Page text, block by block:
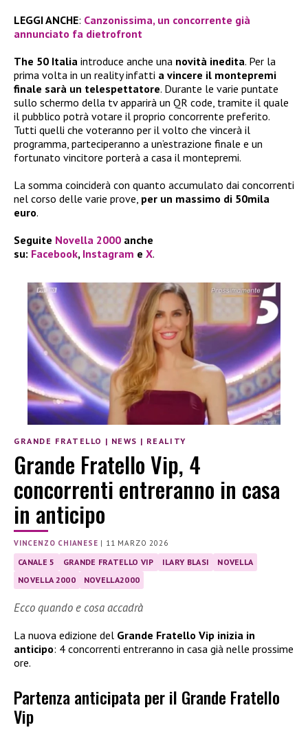
LEGGI ANCHE: Canzonissima, un concorrente già
annunciato fa dietrofront
The 50 Italia introduce anche una novità inedita. Per la
prima volta in un reality infatti a vincere il montepremi
finale sarà un telespettatore. Durante le varie puntate
sullo schermo della tv apparirà un QR code, tramite il quale
il pubblico potrà votare il proprio concorrente preferito.
Tutti quelli che voteranno per il volto che vincerà il
programma, parteciperanno a un’estrazione finale e un
fortunato vincitore porterà a casa il montepremi.
La somma coinciderà con quanto accumulato dai concorrenti
nel corso delle varie prove, per un massimo di 50mila
euro.
Seguite Novella 2000 anche
su: Facebook, Instagram e X.
GRANDE FRATELLO | NEWS | REALITY
Grande Fratello Vip, 4
concorrenti entreranno in casa
in anticipo
VINCENZO CHIANESE | 11 MARZO 2026
CANALE 5 GRANDE FRATELLO VIP ILARY BLASI
NOVELLA
NOVELLA 2000
NOVELLA2000
Ecco quando e cosa accadrà
La nuova edizione del Grande Fratello Vip inizia in
anticipo: 4 concorrenti entreranno in casa già nelle prossime
ore.
Partenza anticipata per il Grande Fratello
Vip